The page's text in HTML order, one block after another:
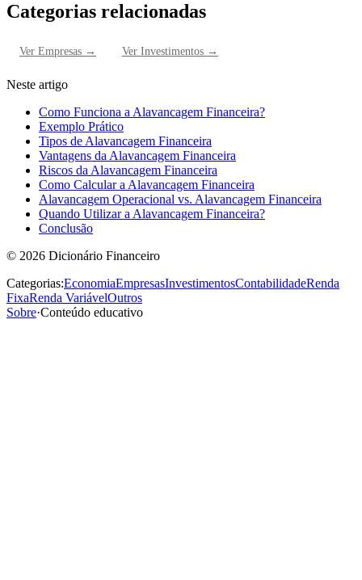
Categorias relacionadas
Ver Empresas → Ver Investimentos →
Neste artigo
Como Funciona a Alavancagem Financeira?
Exemplo Prático
Tipos de Alavancagem Financeira
Vantagens da Alavancagem Financeira
Riscos da Alavancagem Financeira
Como Calcular a Alavancagem Financeira
Alavancagem Operacional vs. Alavancagem Financeira
Quando Utilizar a Alavancagem Financeira?
Conclusão
© 2026 Dicionário Financeiro
Categorias:EconomiaEmpresasInvestimentosContabilidadeRenda
FixaRenda VariávelOutros
Sobre·Conteúdo educativo